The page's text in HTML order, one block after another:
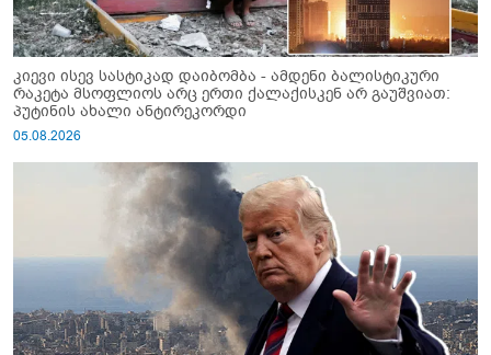
კიევი ისევ სასტიკად დაიბომბა - ამდენი ბალისტიკური
რაკეტა მსოფლიოს არც ერთი ქალაქისკენ არ გაუშვიათ:
პუტინის ახალი ანტირეკორდი
05.08.2026